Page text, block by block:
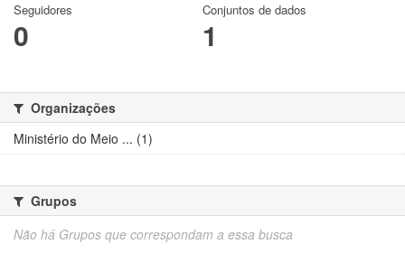
Seguidores
0
Conjuntos de dados
1
Organizações
Ministério do Meio ... (1)
Grupos
Não há Grupos que correspondam a essa busca